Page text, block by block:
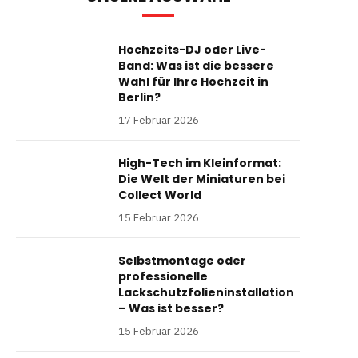
Hochzeits-DJ oder Live-
Band: Was ist die bessere
Wahl für Ihre Hochzeit in
Berlin?
17 Februar 2026
High-Tech im Kleinformat:
Die Welt der Miniaturen bei
Collect World
15 Februar 2026
Selbstmontage oder
professionelle
Lackschutzfolieninstallation
– Was ist besser?
15 Februar 2026